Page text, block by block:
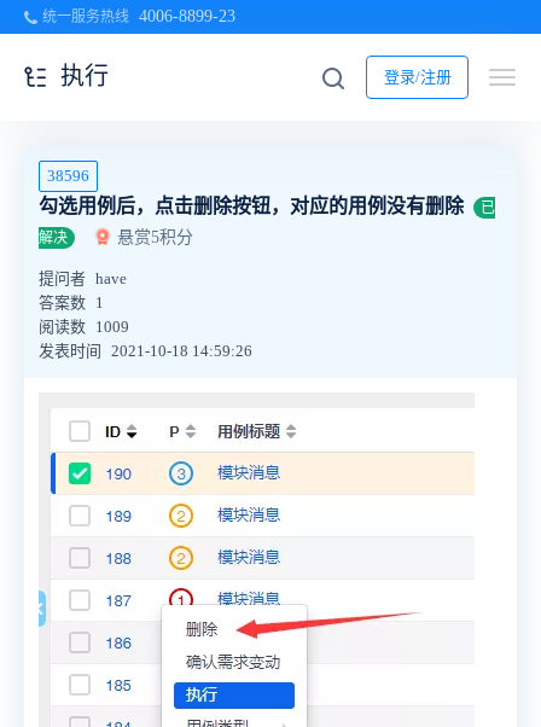
统一服务热线 4006-8899-23
登录/注册
执行
38596
勾选用例后，点击删除按钮，对应的用例没有删除
已
解决
悬赏5积分
提问者 have
答案数 1
阅读数 1009
发表时间
2021-10-18 14:59:26